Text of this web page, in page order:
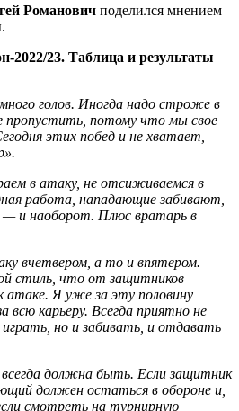
Романович поделился мнением
2022/23. Таблица и результаты
голов. Иногда надо строже в
пропустить, потому что мы свое
этих побед и не хватает,
в атаку, не отсиживаемся в
работа, нападающие забивают,
и наоборот. Плюс вратарь в
вчетвером, а то и впятером.
стиль, что от защитников
Я уже за эту половину
всю карьеру. Всегда приятно не
но и забивать, и отдавать
должна быть. Если защитник
должен остаться в обороне и,
смотреть на турнирную